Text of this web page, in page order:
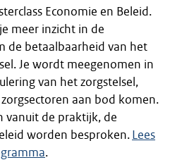
Economie en Beleid.
meer inzicht in de
de betaalbaarheid van het
Je wordt meegenomen in
van het zorgstelsel,
aan bod komen.
vanuit de praktijk, de
worden besproken.Lees
.